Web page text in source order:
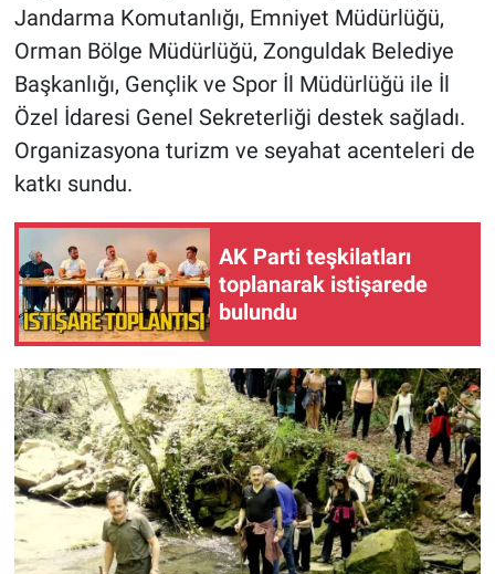
Jandarma Komutanlığı, Emniyet Müdürlüğü,
Orman Bölge Müdürlüğü, Zonguldak Belediye
Başkanlığı, Gençlik ve Spor İl Müdürlüğü ile İl
Özel İdaresi Genel Sekreterliği destek sağladı.
Organizasyona turizm ve seyahat acenteleri de
katkı sundu.
AK Parti teşkilatları
toplanarak istişarede
bulundu